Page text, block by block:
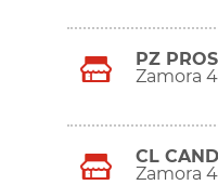
PZ
Zamora
CL
Zamora